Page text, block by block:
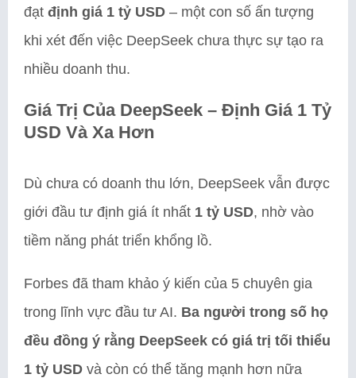
đạt định giá 1 tỷ USD – một con số ấn tượng
khi xét đến việc DeepSeek chưa thực sự tạo ra
nhiều doanh thu.
Giá Trị Của DeepSeek – Định Giá 1 Tỷ
USD Và Xa Hơn
Dù chưa có doanh thu lớn, DeepSeek vẫn được
giới đầu tư định giá ít nhất 1 tỷ USD, nhờ vào
tiềm năng phát triển khổng lồ.
Forbes đã tham khảo ý kiến của 5 chuyên gia
trong lĩnh vực đầu tư AI. Ba người trong số họ
đều đồng ý rằng DeepSeek có giá trị tối thiểu
1 tỷ USD và còn có thể tăng mạnh hơn nữa